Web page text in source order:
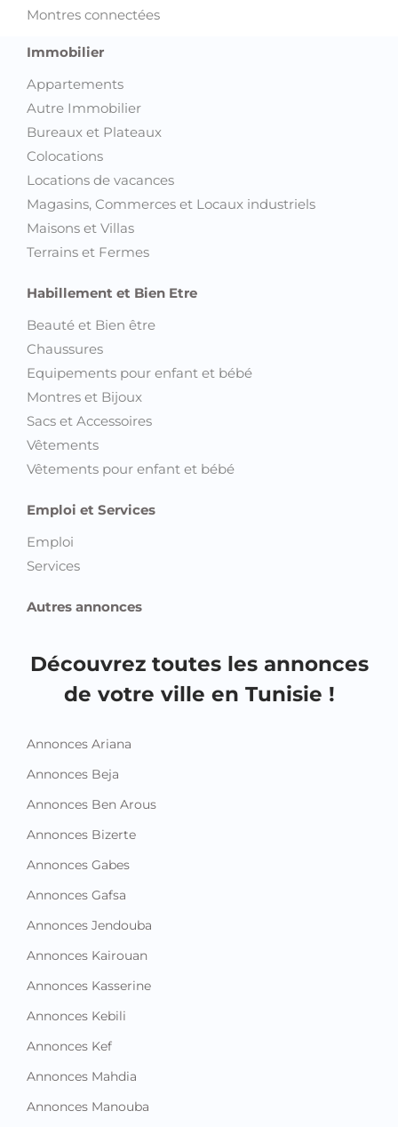
Montres connectées
Immobilier
Appartements
Autre Immobilier
Bureaux et Plateaux
Colocations
Locations de vacances
Magasins, Commerces et Locaux industriels
Maisons et Villas
Terrains et Fermes
Habillement et Bien Etre
Beauté et Bien être
Chaussures
Equipements pour enfant et bébé
Montres et Bijoux
Sacs et Accessoires
Vêtements
Vêtements pour enfant et bébé
Emploi et Services
Emploi
Services
Autres annonces
Découvrez toutes les annonces
de votre ville en Tunisie !
Annonces Ariana
Annonces Beja
Annonces Ben Arous
Annonces Bizerte
Annonces Gabes
Annonces Gafsa
Annonces Jendouba
Annonces Kairouan
Annonces Kasserine
Annonces Kebili
Annonces Kef
Annonces Mahdia
Annonces Manouba